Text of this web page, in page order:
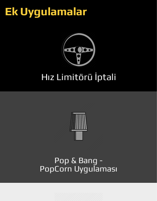
Ek Uygulamalar
Hız Limitörü İptali
Pop & Bang -
PopCorn Uygulaması